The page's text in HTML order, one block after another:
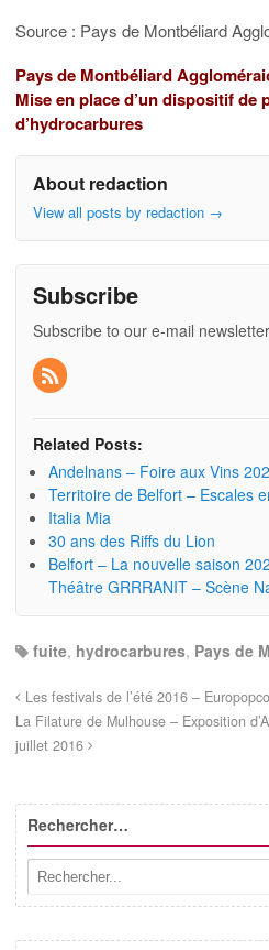
Source : Pays de Montbéliard
Pays de Montbéliard
Mise en place d’un dispositif de
d’hydrocarbures
About redaction
View all posts by redaction →
Subscribe
Subscribe to our e-mail
Related Posts:
Andelnans – Foire aux Vins
Territoire de Belfort – Escales
Italia Mia
30 ans des Riffs du Lion
Belfort – La nouvelle saison
Théâtre GRRRANIT – Scène
fuite, hydrocarbures, Pays de
Les festivals de l’été 2016 –
La Filature de Mulhouse – Exposition
juillet 2016
Rechercher…